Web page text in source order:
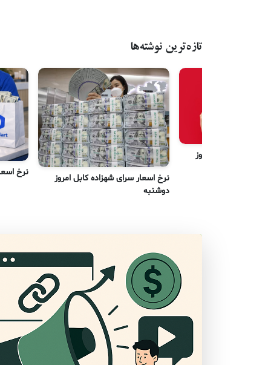
تازه‌ترین نوشته‌ها
نرخ
نرخ اسعار سرای شهزاده کابل امروز
دوشنبه
شهزاده کابل امروز